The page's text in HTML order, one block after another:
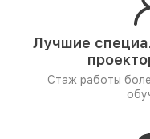
Лучшие
Стаж работы